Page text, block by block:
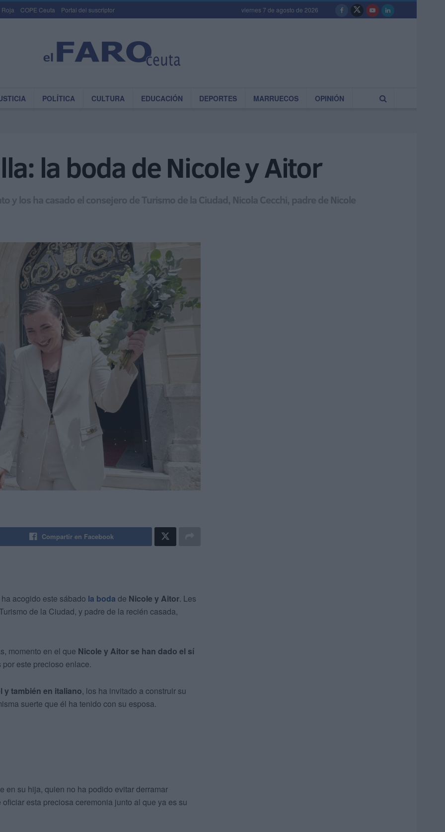
Roja COPE Ceuta Portal del suscriptor viernes 7 de agosto de 2026
POLÍTICA CULTURA EDUCACIÓN DEPORTES MARRUECOS OPINIÓN
la boda de Nicole y Aitor
y los ha casado el consejero de Turismo de la Ciudad, Nicola Cecchi, padre de Nicole
Compartir en Facebook
acogido este sábado la boda de Nicole y Aitor. Les
de la Ciudad, y padre de la recién casada,
momento en el que Nicole y Aitor se han dado el sí
este precioso enlace.
y también en italiano, los ha invitado a construir su
suerte que él ha tenido con su esposa.
en su hija, quien no ha podido evitar derramar
oficiar esta preciosa ceremonia junto al que ya es su